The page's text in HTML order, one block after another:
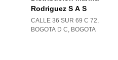
Rodriguez S A S
CALLE 36 SUR 69 C 72,
BOGOTA D C, BOGOTA